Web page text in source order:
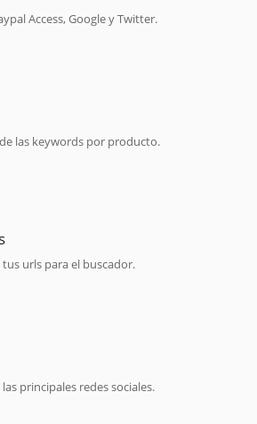
Access, Google y Twitter.
las keywords por producto.
urls para el buscador.
principales redes sociales.